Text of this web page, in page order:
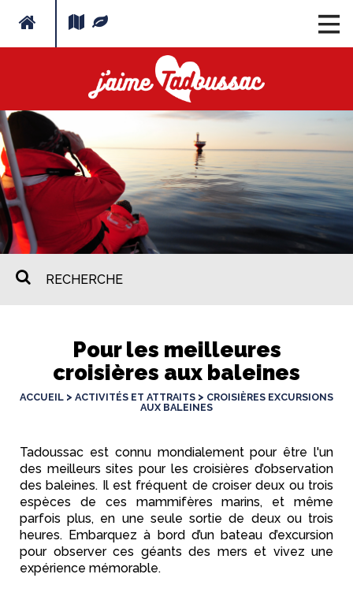
Pour les meilleures
croisières aux baleines
ACCUEIL > ACTIVITÉS ET ATTRAITS > CROISIÈRES EXCURSIONS
AUX BALEINES
Tadoussac est connu mondialement pour être l'un
des meilleurs sites pour les croisières d’observation
des baleines. Il est fréquent de croiser deux ou trois
espèces de ces mammifères marins, et même
parfois plus, en une seule sortie de deux ou trois
heures. Embarquez à bord d’un bateau d’excursion
pour observer ces géants des mers et vivez une
expérience mémorable.